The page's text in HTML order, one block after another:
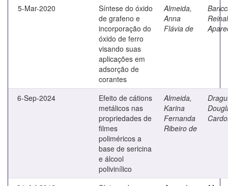
5-Mar-2020
Síntese do óxido
de grafeno e
incorporação do
óxido de ferro
visando suas
aplicações em
adsorção de
corantes
Almeida,
Anna
Flávia de
6-Sep-2024
Efeito de cátions
metálicos nas
propriedades de
filmes
poliméricos a
base de sericina
e álcool
polivinílico
Almeida,
Karina
Fernanda
Ribeiro de